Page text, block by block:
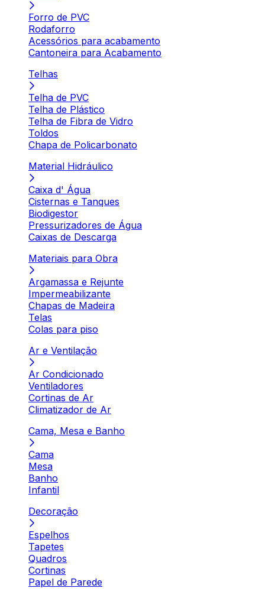
Forro de PVC
Rodaforro
Acessórios para acabamento
Cantoneira para Acabamento
Telhas
Telha de PVC
Telha de Plástico
Telha de Fibra de Vidro
Toldos
Chapa de Policarbonato
Material Hidráulico
Caixa d' Água
Cisternas e Tanques
Biodigestor
Pressurizadores de Água
Caixas de Descarga
Materiais para Obra
Argamassa e Rejunte
Impermeabilizante
Chapas de Madeira
Telas
Colas para piso
Ar e Ventilação
Ar Condicionado
Ventiladores
Cortinas de Ar
Climatizador de Ar
Cama, Mesa e Banho
Cama
Mesa
Banho
Infantil
Decoração
Espelhos
Tapetes
Quadros
Cortinas
Papel de Parede